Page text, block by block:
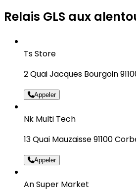
Relais GLS aux
Ts Store
2 Quai Jacques Bourgoin
Appeler
Nk Multi Tech
13 Quai Mauzaisse 91100
Appeler
An Super Market